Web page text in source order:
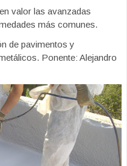
valor las avanzadas
más comunes.
de pavimentos y
Ponente: Alejandro